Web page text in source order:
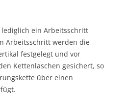
ein Arbeitsschritt
Arbeitsschritt werden die
festgelegt und vor
Kettenlaschen gesichert, so
über einen